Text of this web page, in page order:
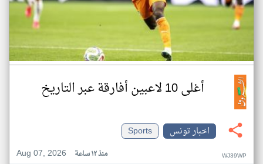
أغلى 10 لاعبين أفارقة عبر التاريخ
اخبار تونس
Sports
Aug 07, 2026
منذ ١٢ ساعة WJ39WP